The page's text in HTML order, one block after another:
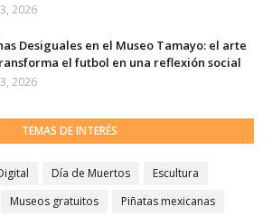
2026
Desiguales en el Museo Tamayo: el arte
el futbol en una reflexión social
2026
TEMAS DE INTERÉS
Día de Muertos
Escultura
Museos gratuitos
Piñatas mexicanas